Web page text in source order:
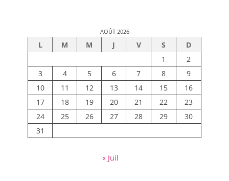
AOÛT 2026
L M M J V S
D
1
2
3
4 5 6 7 8
9
10
11 12 13 14 15
16
17
18 19 20 21 22
23
24
25 26 27 28 29
30
31
« Juil